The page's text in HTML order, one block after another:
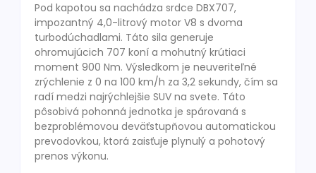
Pod kapotou sa nachádza srdce DBX707,
impozantný 4,0-litrový motor V8 s dvoma
turbodúchadlami. Táto sila generuje
ohromujúcich 707 koní a mohutný krútiaci
moment 900 Nm. Výsledkom je neuveriteľné
zrýchlenie z 0 na 100 km/h za 3,2 sekundy, čím sa
radí medzi najrýchlejšie SUV na svete. Táto
pôsobivá pohonná jednotka je spárovaná s
bezproblémovou deväťstupňovou automatickou
prevodovkou, ktorá zaisťuje plynulý a pohotový
prenos výkonu.